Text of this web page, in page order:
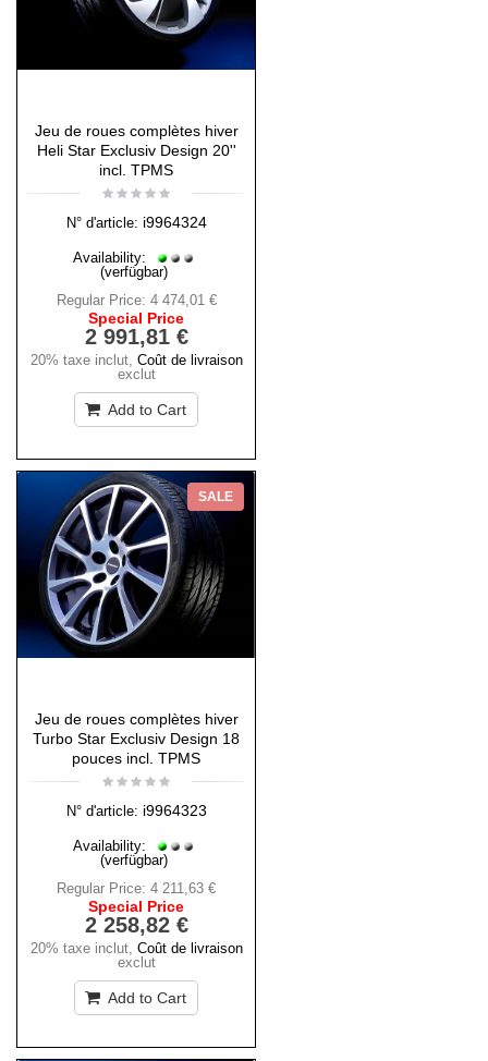
Jeu de roues complètes hiver
Heli Star Exclusiv Design 20''
incl. TPMS
N° d'article: i9964324
Availability:
(verfügbar)
Regular Price: 4 474,01 €
Special Price
2 991,81 €
20% taxe inclut, Coût de livraison
exclut
Add to Cart
SALE
Jeu de roues complètes hiver
Turbo Star Exclusiv Design 18
pouces incl. TPMS
N° d'article: i9964323
Availability:
(verfügbar)
Regular Price: 4 211,63 €
Special Price
2 258,82 €
20% taxe inclut, Coût de livraison
exclut
Add to Cart